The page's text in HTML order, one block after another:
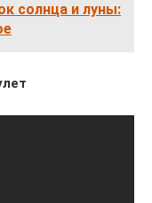
солнца и луны: